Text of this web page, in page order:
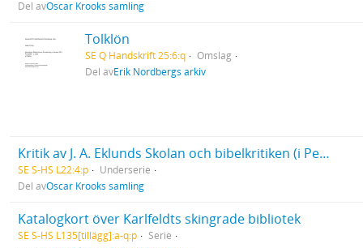
Del avOscar Krooks samling
Tolklön
SE Q Handskrift 25:6:q
Omslag
Del avErik Nordbergs arkiv
Kritik av J. A. Eklunds Skolan och bibelkritiken (i Pedagogisk tidskrift 1895). 15 blad
SE S-HS L22:4:p
Underserie
Del avOscar Krooks samling
Katalogkort över Karlfeldts skingrade bibliotek
SE S-HS L135[tillägg]:a-q:p
Serie